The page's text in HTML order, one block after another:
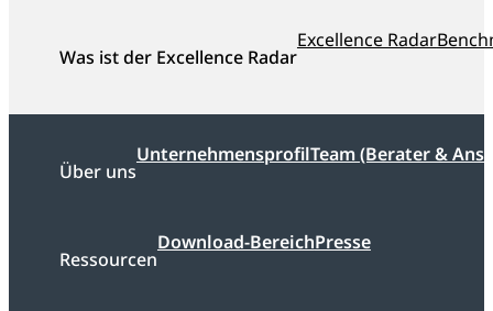
Was ist der Excellence Radar
Excellence Radar
Über uns
UnternehmensprofilTeam (Berater &
Ressourcen
Download-BereichPresse